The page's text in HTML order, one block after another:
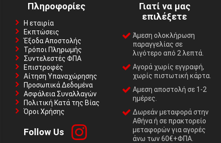
Πληροφορίες
Η εταιρία
Εκπτώσεις
Έξοδα Αποστολής
Τρόποι Πληρωμής
Συντελεστές ΦΠΑ
Επιστροφές
Αίτηση Υπαναχώρησης
Προσωπικά Δεδομένα
Ασφάλεια Συναλλαγών
Πολιτική Κατά της Βίας
Όροι Χρήσης
Follow Us
Γιατί να μας
επιλέξετε
Άμεση ολοκλήρωση
παραγγελίας σε
λιγότερο από 2 λεπτά.
Αγορά χωρίς εγγραφή,
χωρίς πιστωτική κάρτα.
Αμεση αποστολή σε 1-2
ημέρες.
Δωρεάν μεταφορά στην
Αθήνα ή σε πρακτορείο
μεταφορών για αγορές
άνω των 60€+ΦΠΑ.